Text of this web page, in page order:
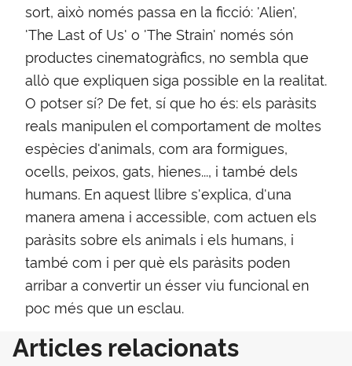
sort, això només passa en la ficció: 'Alien',
'The Last of Us' o 'The Strain' només són
productes cinematogràfics, no sembla que
allò que expliquen siga possible en la realitat.
O potser sí? De fet, sí que ho és: els paràsits
reals manipulen el comportament de moltes
espècies d'animals, com ara formigues,
ocells, peixos, gats, hienes..., i també dels
humans. En aquest llibre s'explica, d'una
manera amena i accessible, com actuen els
paràsits sobre els animals i els humans, i
també com i per què els paràsits poden
arribar a convertir un ésser viu funcional en
poc més que un esclau.
Articles relacionats